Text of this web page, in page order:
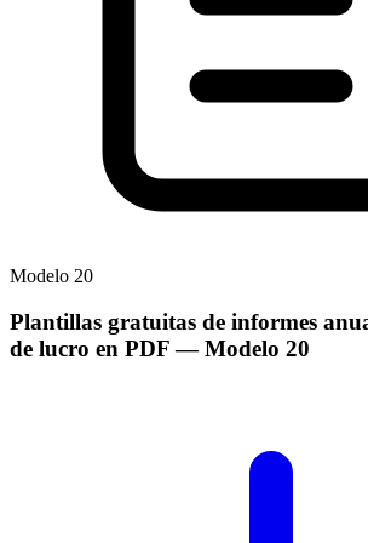
Modelo 20
Plantillas gratuitas de informes
de lucro en PDF— Modelo 20